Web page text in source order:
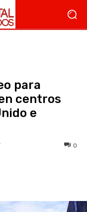
para
centros
e
0